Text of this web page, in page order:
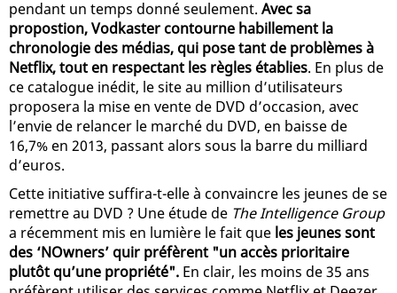
pendant un temps donné seulement. Avec sa
propostion, Vodkaster contourne habillement la
chronologie des médias, qui pose tant de problèmes à
Netflix, tout en respectant les règles établies. En plus de
ce catalogue inédit, le site au million d’utilisateurs
proposera la mise en vente de DVD d’occasion, avec
l’envie de relancer le marché du DVD, en baisse de
16,7% en 2013, passant alors sous la barre du milliard
d’euros.
Cette initiative suffira-t-elle à convaincre les jeunes de se
remettre au DVD ? Une étude de The Intelligence Group
a récemment mis en lumière le fait que les jeunes sont
des ‘NOwners’ quir préfèrent "un accès prioritaire
plutôt qu’une propriété". En clair, les moins de 35 ans